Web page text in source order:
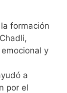
formación
y
a
por el